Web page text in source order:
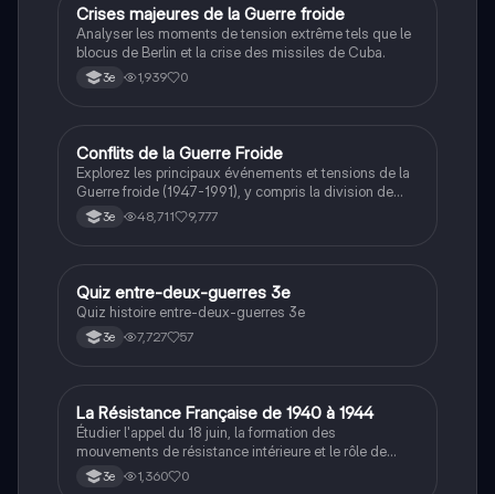
CHistoire
Crises majeures de la Guerre froide
Analyser les moments de tension extrême tels que le
blocus de Berlin et la crise des missiles de Cuba.
3e 1,939 0
Histoire
Conflits de la Guerre Froide
Explorez les principaux événements et tensions de la
Guerre froide (1947-1991), y compris la division de
l'Allemagne, la crise de Cuba, la guerre du Vietnam, et
la course à l'espace. Cette fiche de révision couvre les
historique.
3e 48,711 9,777
QHistoire
Quiz entre-deux-guerres 3e
Quiz histoire entre-deux-guerres 3e
3e 7,727 57
L Histoire
La Résistance Française de 1940 à 1944
Étudier l'appel du 18 juin, la formation des
mouvements de résistance intérieure et le rôle de
Jean Moulin dans leur unification.
3e 1,360 0